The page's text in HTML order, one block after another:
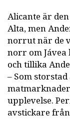
Alicante är
Alta, men
norrut när de
norr om Jávea
och tillika
– Som
upplevelse.
avstickare